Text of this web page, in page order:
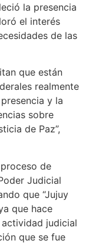
la presencia
el interés
de las
que están
realmente
y la
sobre
de Paz”,
de
Judicial
que “Jujuy
que hace
judicial
que se fue